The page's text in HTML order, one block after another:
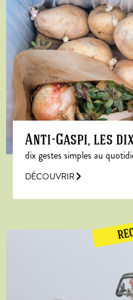
Anti-Gaspi, les
dix gestes simples au
DÉCOUVRIR